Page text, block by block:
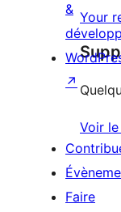
Your
Voir
&
↗
Faire